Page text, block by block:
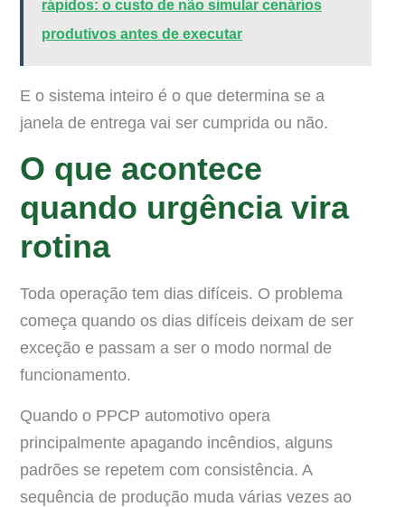
rápidos: o custo de não simular cenários
produtivos antes de executar
E o sistema inteiro é o que determina se a
janela de entrega vai ser cumprida ou não.
O que acontece
quando urgência vira
rotina
Toda operação tem dias difíceis. O problema
começa quando os dias difíceis deixam de ser
exceção e passam a ser o modo normal de
funcionamento.
Quando o PPCP automotivo opera
principalmente apagando incêndios, alguns
padrões se repetem com consistência. A
sequência de produção muda várias vezes ao